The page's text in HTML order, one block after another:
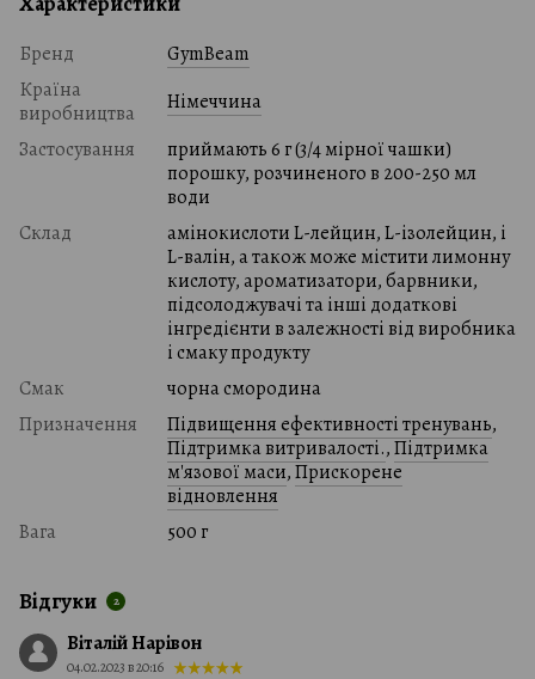
Бренд
GymBeam
Країна
виробництва
Німеччина
Застосування
приймають 6 г (3/4 мірної чашки)
порошку, розчиненого в 200-250 мл
води
Склад
амінокислоти L-лейцин, L-ізолейцин, і
L-валін, а також може містити лимонну
кислоту, ароматизатори, барвники,
підсолоджувачі та інші додаткові
інгредієнти в залежності від виробника
і смаку продукту
Смак
чорна смородина
Призначення
Підвищення ефективності тренувань,
Підтримка витривалості.,Підтримка
м'язової маси,Прискорене
відновлення
Вага
500 г
Відгуки 2
Віталій Нарівон
04.02.2023 в 20:16